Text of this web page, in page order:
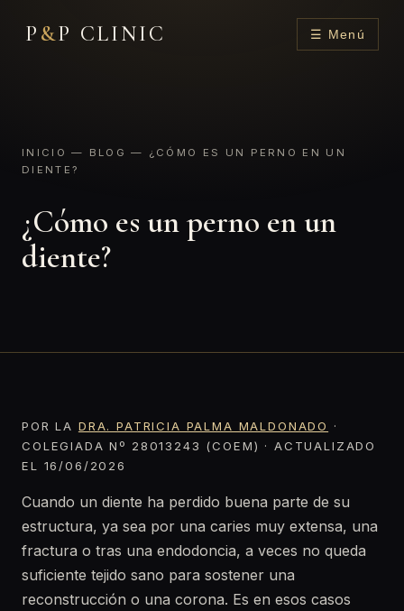
P &P CLINIC ☰ Menú
INICIO — BLOG — ¿CÓMO ES UN PERNO EN UN
DIENTE?
¿Cómo es un perno en un
diente?
POR LA DRA. PATRICIA PALMA MALDONADO
·
COLEGIADA Nº 28013243 (COEM) · ACTUALIZADO
EL 16/06/2026
Cuando un diente ha perdido buena parte de su
estructura, ya sea por una caries muy extensa, una
fractura o tras una endodoncia, a veces no queda
suficiente tejido sano para sostener una
reconstrucción o una corona. Es en esos casos